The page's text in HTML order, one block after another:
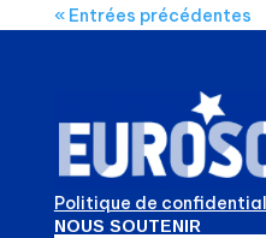
« Entrées précédentes
Politique de
NOUS SOUTENIR